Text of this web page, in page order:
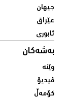
جیهان
عێراق
ئابوری
بەشەکان
وێنە
ڤیدیۆ
کۆمەڵ